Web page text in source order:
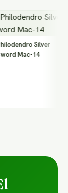
Silver
Mac-14